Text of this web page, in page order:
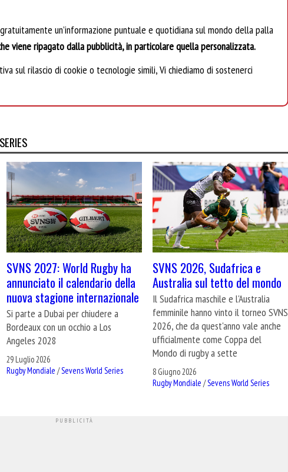
un’informazione puntuale e quotidiana sul mondo della palla
viene ripagato dalla pubblicità, in particolare quella personalizzata.
sul rilascio di cookie o tecnologie simili, Vi chiediamo di sostenerci
SVNS 2027: World Rugby ha
annunciato il calendario della
nuova stagione internazionale
Si parte a Dubai per chiudere a
Bordeaux con un occhio a Los
Angeles 2028
29 Luglio 2026
Rugby Mondiale /Sevens World Series
SVNS 2026, Sudafrica e
Australia sul tetto del mondo
Il Sudafrica maschile e l'Australia
femminile hanno vinto il torneo SVNS
2026, che da quest'anno vale anche
ufficialmente come Coppa del
Mondo di rugby a sette
8 Giugno 2026
Rugby Mondiale /Sevens World Series